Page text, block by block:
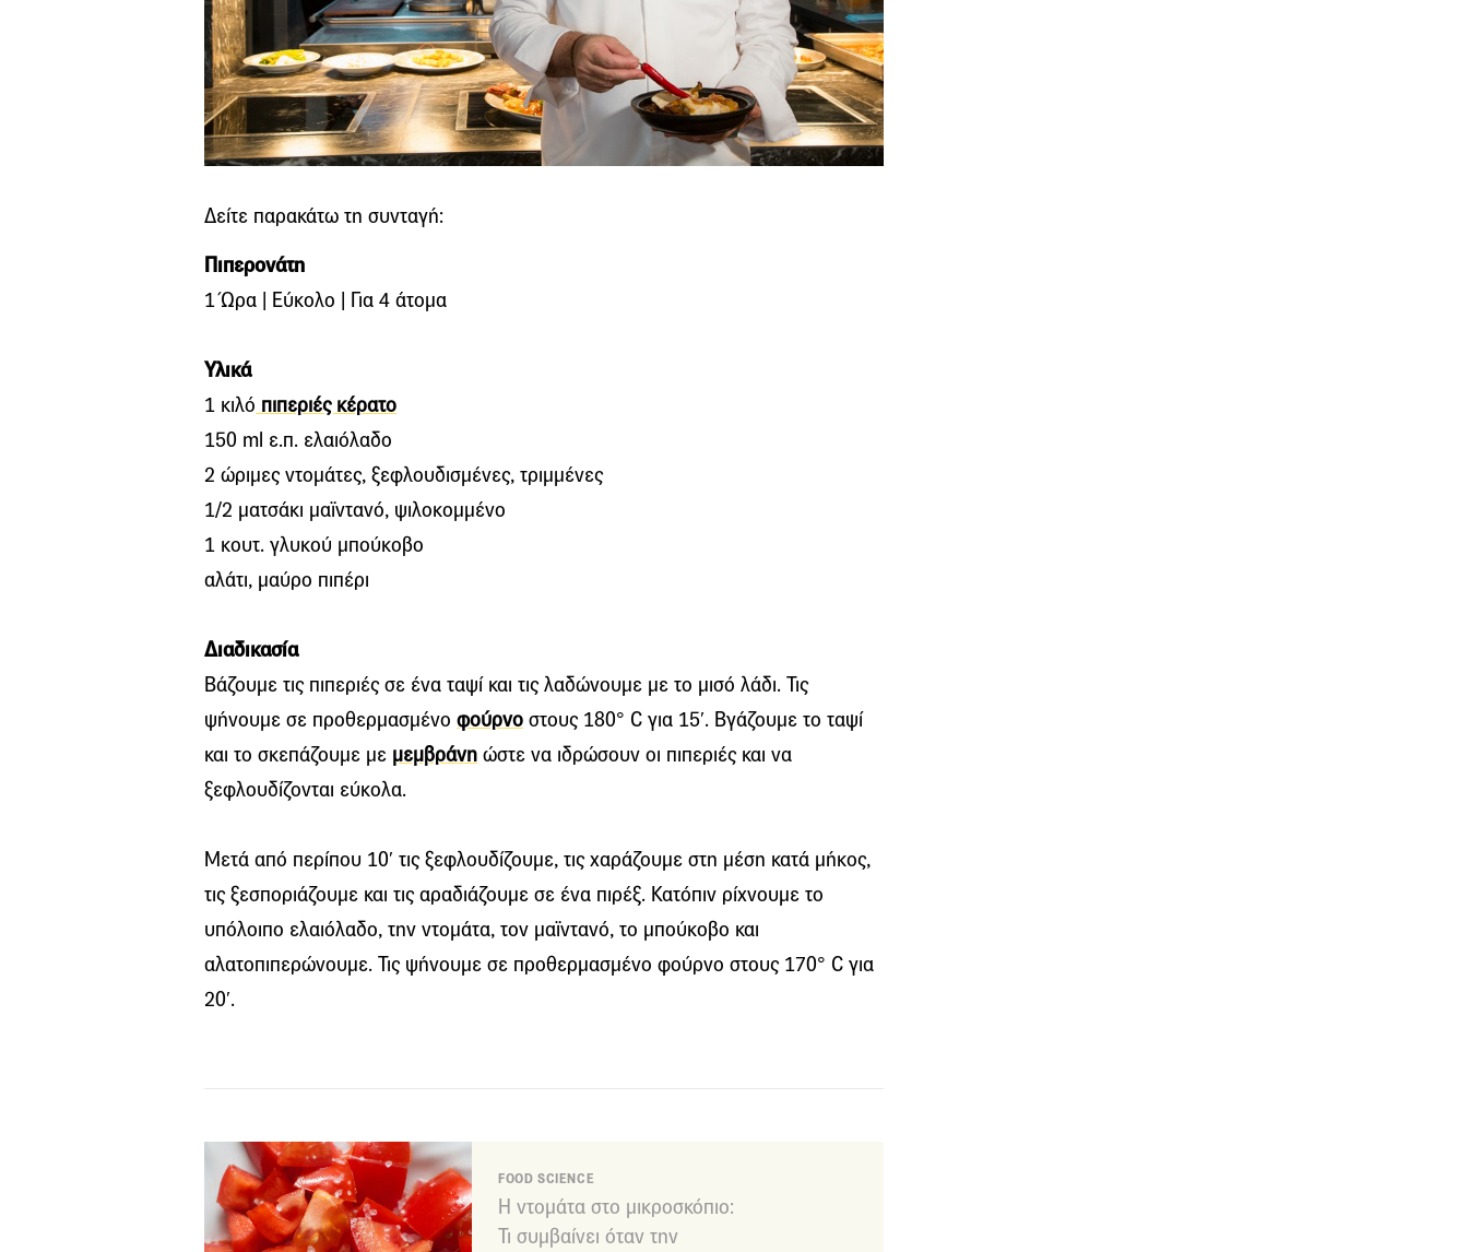
Δείτε παρακάτω τη συνταγή:
Πιπερονάτη
1 Ώρα | Εύκολο | Για 4 άτομα
Υλικά
1 κιλό πιπεριές κέρατο
150 ml ε.π. ελαιόλαδο
2 ώριμες ντομάτες, ξεφλουδισμένες, τριμμένες
1/2 ματσάκι μαϊντανό, ψιλοκομμένο
1 κουτ. γλυκού μπούκοβο
αλάτι, μαύρο πιπέρι
Διαδικασία
Βάζουμε τις πιπεριές σε ένα ταψί και τις λαδώνουμε με το μισό λάδι. Τις
ψήνουμε σε προθερμασμένο φούρνο στους 180° C για 15′. Βγάζουμε το ταψί
και το σκεπάζουμε με μεμβράνη ώστε να ιδρώσουν οι πιπεριές και να
ξεφλουδίζονται εύκολα.
Μετά από περίπου 10′ τις ξεφλουδίζουμε, τις χαράζουμε στη μέση κατά μήκος,
τις ξεσποριάζουμε και τις αραδιάζουμε σε ένα πιρέξ. Κατόπιν ρίχνουμε το
υπόλοιπο ελαιόλαδο, την ντομάτα, τον μαϊντανό, το μπούκοβο και
αλατοπιπερώνουμε. Τις ψήνουμε σε προθερμασμένο φούρνο στους 170° C για
20′.
FOOD SCIENCE
Η ντομάτα στο μικροσκόπιο:
Τι συμβαίνει όταν την